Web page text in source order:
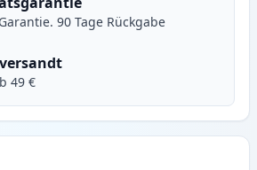
90 Tage Rückgabe
49 €